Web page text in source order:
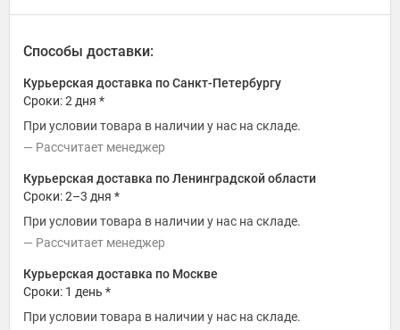
Способы доставки:
Курьерская доставка по Санкт-Петербургу
Сроки: 2 дня *
При условии товара в наличии у нас на складе.
Рассчитает менеджер
Курьерская доставка по Ленинградской области
Сроки: 2–3 дня *
При условии товара в наличии у нас на складе.
Рассчитает менеджер
Курьерская доставка по Москве
Сроки: 1 день *
При условии товара в наличии у нас на складе.